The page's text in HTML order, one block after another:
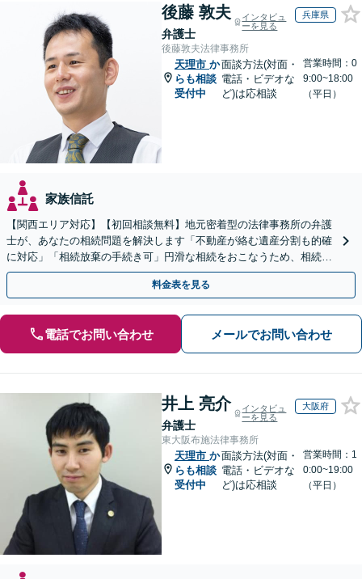
後藤 敦夫
弁護士
インタビュ
ーを見る
兵庫県
後藤敦夫法律事務所
天理市 か
らも相談
受付中
面談方法(対面・
電話・ビデオな
ど)は応相談
営業時間：0
9:00~18:00
（平日）
家族信託
【関西エリア対応】【初回相談無料】地元密着型の法律事務所の弁護
士が、あなたの相続問題を解決します「不動産が絡む遺産分割も的確
に対応」「相続放棄の手続き可」円滑な相続をおこなうため、相続問
題は自分の代で解決しましょう【完全個室制】
料金表を見る
電話でお問い合わせ メールでお問い合わせ
井上 亮介
弁護士
インタビュ
ーを見る
大阪府
東大阪布施法律事務所
天理市 か
らも相談
受付中
面談方法(対面・
電話・ビデオな
ど)は応相談
営業時間：1
0:00~19:00
（平日）